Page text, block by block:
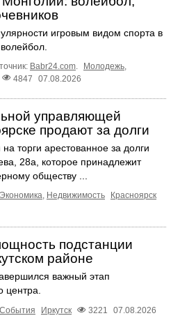
игровым видом спорта в
Babr24.com. Молодежь,
4847 07.08.2026
управляющей
продают за долги
торги арестованное за долги
28а, которое принадлежит
обществу ...
Экономика Недвижимость
Красноярск
подстанции
районе
важный этап
События Иркутск 3221 07.08.2026